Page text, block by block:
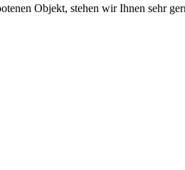
Objekt, stehen wir Ihnen sehr